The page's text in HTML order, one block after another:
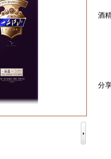
酒
分